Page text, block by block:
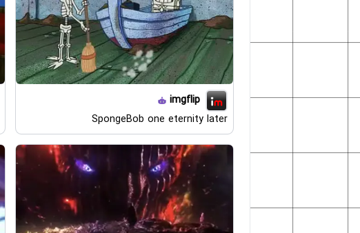
imgflip
SpongeBob one eternity later